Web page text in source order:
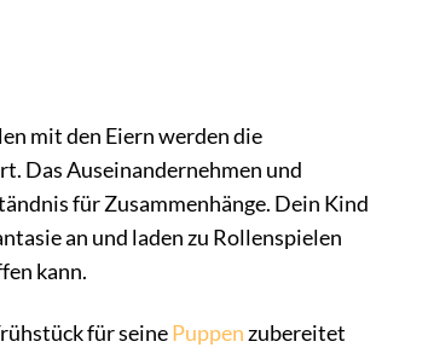
mit den Eiern werden die
Das Auseinandernehmen und
für Zusammenhänge. Dein Kind
an und laden zu Rollenspielen
kann.
für seinePuppenzubereitet